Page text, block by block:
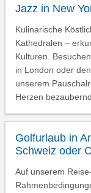
Jazz in New
Kulinarische
Kathedralen –
Kulturen.
in London oder
unserem
Herzen
Golfurlaub in
Schweiz oder
Auf unserem